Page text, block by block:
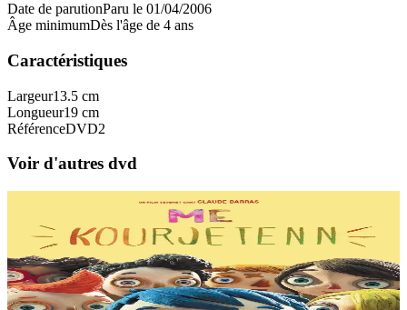
Date de parutionParu le 01/04/2006
Âge minimumDès l'âge de 4 ans
Caractéristiques
Largeur13.5 cm
Longueur19 cm
RéférenceDVD2
Voir d'autres dvd
Ma vie de Courgette
Courgette n’a rien d’un légume, c’est un vaillant petit garçon. Il croit
qu’il est seul au monde quand il perd sa mère. Mais c’est sans